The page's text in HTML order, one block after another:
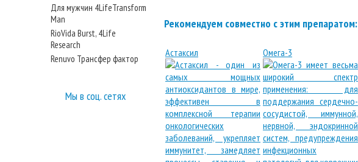
Для мужчин 4LifeTransform
Man
RioVida Burst, 4Life
Research
Renuvo Трансфер фактор
Мы в соц. сетях
Рекомендуем совместно с этим препаратом:
Астаксил Омега-3